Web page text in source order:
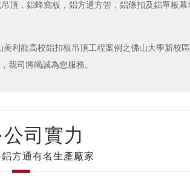
頂，鋁蜂窩板，鋁方通方管，鋁條扣及鋁單板
利龍高校鋁扣板吊頂工程案例之佛山大學新校
我司將竭誠為您服務。
公司實力
鋁方通有名生產廠家